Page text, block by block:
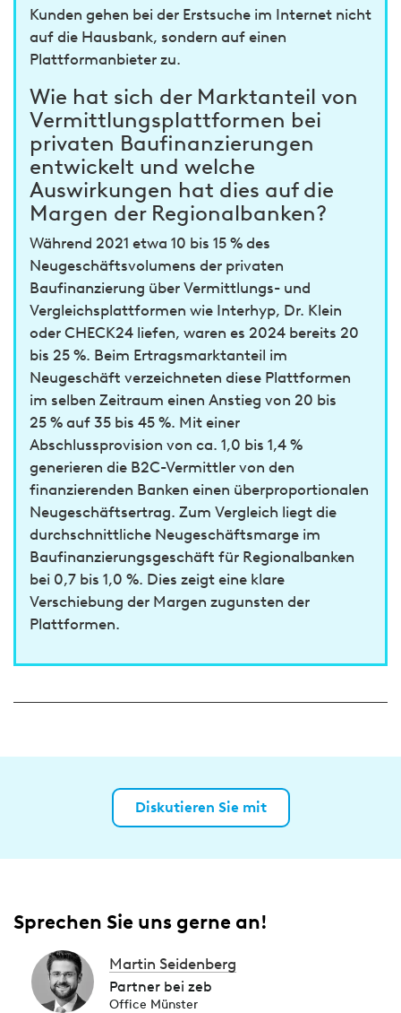
Kunden gehen bei der Erstsuche im Internet nicht
auf die Hausbank, sondern auf einen
Plattformanbieter zu.
Wie hat sich der Marktanteil von
Vermittlungsplattformen bei
privaten Baufinanzierungen
entwickelt und welche
Auswirkungen hat dies auf die
Margen der Regionalbanken?
Während 2021 etwa 10 bis 15 % des
Neugeschäftsvolumens der privaten
Baufinanzierung über Vermittlungs- und
Vergleichsplattformen wie Interhyp, Dr. Klein
oder CHECK24 liefen, waren es 2024 bereits 20
bis 25 %. Beim Ertragsmarktanteil im
Neugeschäft verzeichneten diese Plattformen
im selben Zeitraum einen Anstieg von 20 bis
25 % auf 35 bis 45 %. Mit einer
Abschlussprovision von ca. 1,0 bis 1,4 %
generieren die B2C-Vermittler von den
finanzierenden Banken einen überproportionalen
Neugeschäftsertrag. Zum Vergleich liegt die
durchschnittliche Neugeschäftsmarge im
Baufinanzierungsgeschäft für Regionalbanken
bei 0,7 bis 1,0 %. Dies zeigt eine klare
Verschiebung der Margen zugunsten der
Plattformen.
Diskutieren Sie mit
Sprechen Sie uns gerne an!
Martin Seidenberg
Partner bei zeb
Office Münster